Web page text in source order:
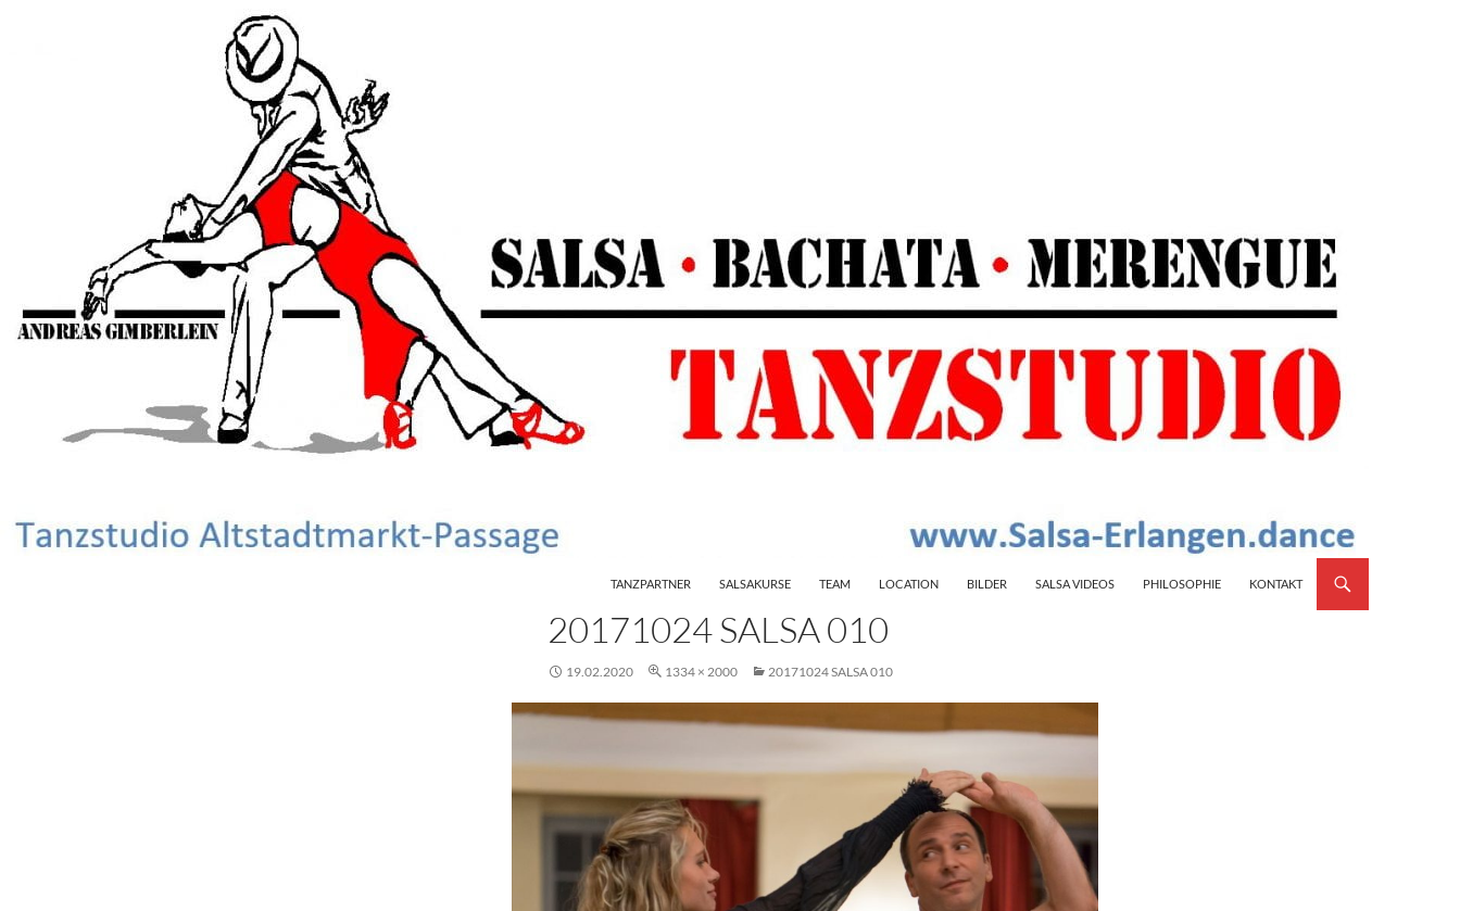
TANZPARTNER
SALSAKURSE TEAM LOCATION BILDER SALSA VIDEOS PHILOSOPHIE KONTAKT
20171024 SALSA 010
19.02.2020 1334 × 2000 20171024 SALSA 010